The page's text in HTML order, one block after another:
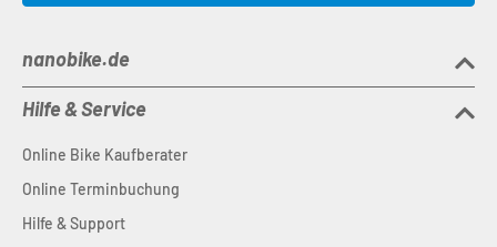
nanobike.de
Hilfe & Service
Online Bike Kaufberater
Online Terminbuchung
Hilfe & Support